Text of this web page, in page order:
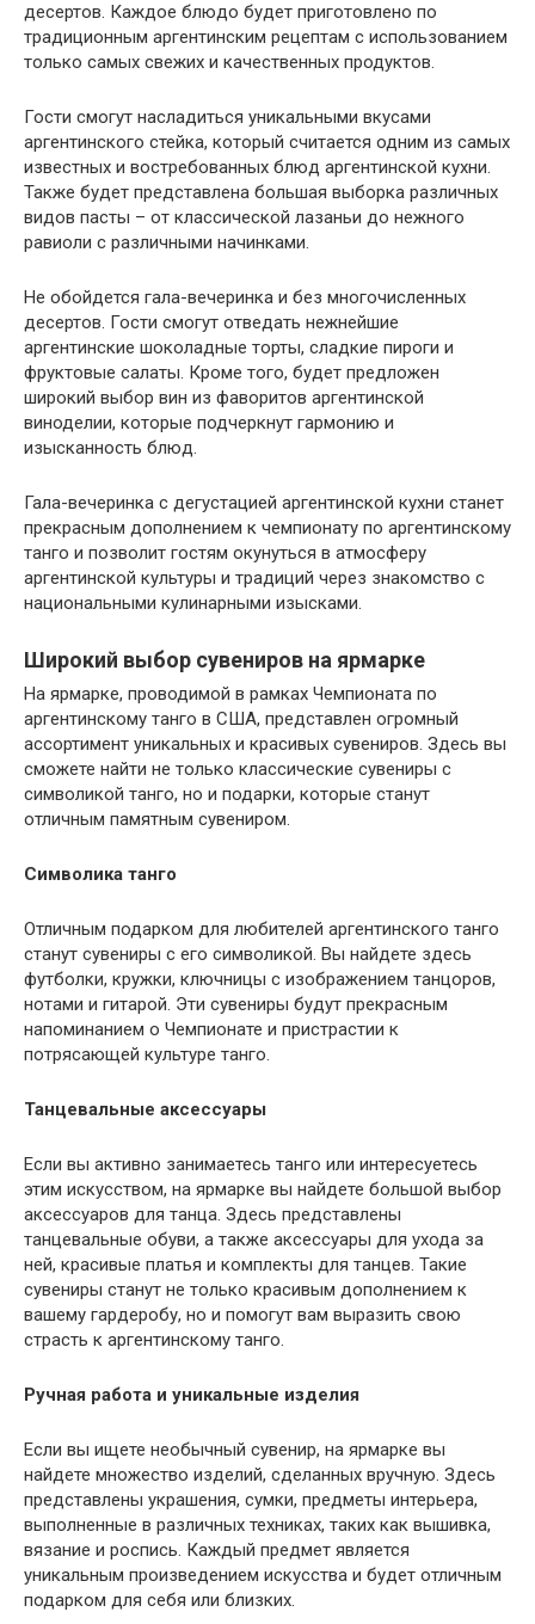
десертов. Каждое блюдо будет приготовлено по
традиционным аргентинским рецептам с использованием
только самых свежих и качественных продуктов.
Гости смогут насладиться уникальными вкусами
аргентинского стейка, который считается одним из самых
известных и востребованных блюд аргентинской кухни.
Также будет представлена большая выборка различных
видов пасты – от классической лазаньи до нежного
равиоли с различными начинками.
Не обойдется гала-вечеринка и без многочисленных
десертов. Гости смогут отведать нежнейшие
аргентинские шоколадные торты, сладкие пироги и
фруктовые салаты. Кроме того, будет предложен
широкий выбор вин из фаворитов аргентинской
виноделии, которые подчеркнут гармонию и
изысканность блюд.
Гала-вечеринка с дегустацией аргентинской кухни станет
прекрасным дополнением к чемпионату по аргентинскому
танго и позволит гостям окунуться в атмосферу
аргентинской культуры и традиций через знакомство с
национальными кулинарными изысками.
Широкий выбор сувениров на ярмарке
На ярмарке, проводимой в рамках Чемпионата по
аргентинскому танго в США, представлен огромный
ассортимент уникальных и красивых сувениров. Здесь вы
сможете найти не только классические сувениры с
символикой танго, но и подарки, которые станут
отличным памятным сувениром.
Символика танго
Отличным подарком для любителей аргентинского танго
станут сувениры с его символикой. Вы найдете здесь
футболки, кружки, ключницы с изображением танцоров,
нотами и гитарой. Эти сувениры будут прекрасным
напоминанием о Чемпионате и пристрастии к
потрясающей культуре танго.
Танцевальные аксессуары
Если вы активно занимаетесь танго или интересуетесь
этим искусством, на ярмарке вы найдете большой выбор
аксессуаров для танца. Здесь представлены
танцевальные обуви, а также аксессуары для ухода за
ней, красивые платья и комплекты для танцев. Такие
сувениры станут не только красивым дополнением к
вашему гардеробу, но и помогут вам выразить свою
страсть к аргентинскому танго.
Ручная работа и уникальные изделия
Если вы ищете необычный сувенир, на ярмарке вы
найдете множество изделий, сделанных вручную. Здесь
представлены украшения, сумки, предметы интерьера,
выполненные в различных техниках, таких как вышивка,
вязание и роспись. Каждый предмет является
уникальным произведением искусства и будет отличным
подарком для себя или близких.